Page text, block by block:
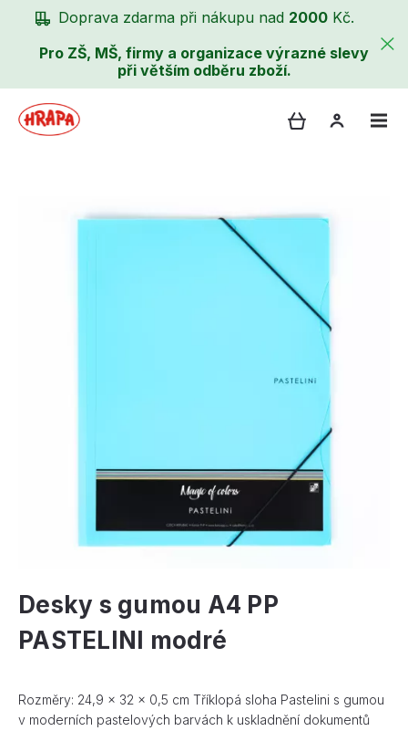
Doprava zdarma při nákupu nad 2000 Kč.
Pro ZŠ, MŠ, firmy a organizace výrazné slevy
při větším odběru zboží.
Desky s gumou A4 PP
PASTELINI modré
Rozměry: 24,9 x 32 x 0,5 cm Tříklopá sloha Pastelini s gumou
v moderních pastelových barvách k uskladnění dokumentů